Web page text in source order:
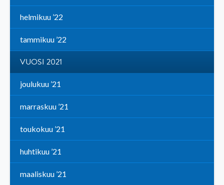
helmikuu ’22
tammikuu ’22
VUOSI 2021
joulukuu ’21
marraskuu ’21
toukokuu ’21
huhtikuu ’21
maaliskuu ’21